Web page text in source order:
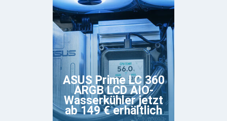
ASUS Prime LC 360
ARGB LCD AIO-
Wasserkühler jetzt
ab 149 € erhältlich